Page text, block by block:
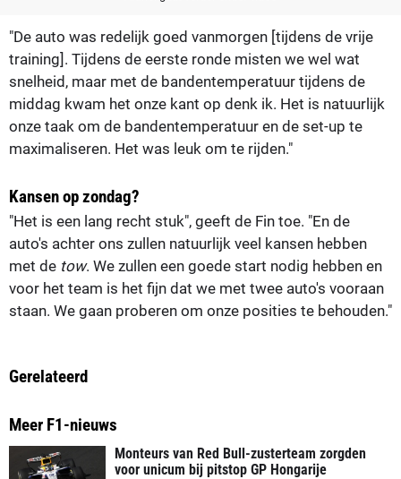
"De auto was redelijk goed vanmorgen [tijdens de vrije
training]. Tijdens de eerste ronde misten we wel wat
snelheid, maar met de bandentemperatuur tijdens de
middag kwam het onze kant op denk ik. Het is natuurlijk
onze taak om de bandentemperatuur en de set-up te
maximaliseren. Het was leuk om te rijden."
Kansen op zondag?
"Het is een lang recht stuk", geeft de Fin toe. "En de
auto's achter ons zullen natuurlijk veel kansen hebben
met de tow. We zullen een goede start nodig hebben en
voor het team is het fijn dat we met twee auto's vooraan
staan. We gaan proberen om onze posities te behouden."
Gerelateerd
Meer F1-nieuws
Monteurs van Red Bull-zusterteam zorgden
voor unicum bij pitstop GP Hongarije